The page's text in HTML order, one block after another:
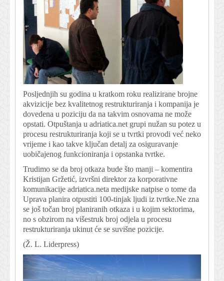
Posljednjih su godina u kratkom roku realizirane brojne
akvizicije bez kvalitetnog restrukturiranja i kompanija je
dovedena u poziciju da na takvim osnovama ne može
opstati. Otpuštanja u adriatica.net grupi nužan su potez u
procesu restrukturiranja koji se u tvrtki provodi već neko
vrijeme i kao takve ključan detalj za osiguravanje
uobičajenog funkcioniranja i opstanka tvrtke.
Trudimo se da broj otkaza bude što manji – komentira
Kristijan Gržetić, izvršni direktor za korporativne
komunikacije adriatica.neta medijske natpise o tome da
Uprava planira otpustiti 100-tinjak ljudi iz tvrtke.Ne zna
se još točan broj planiranih otkaza i u kojim sektorima,
no s obzirom na višestruk broj odjela u procesu
restrukturiranja ukinut će se suvišne pozicije.
(Ž. L. Liderpress)